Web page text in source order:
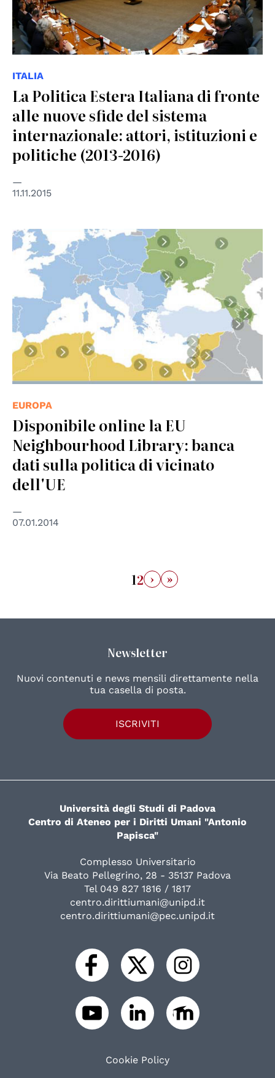
ITALIA
La Politica Estera Italiana di fronte
alle nuove sfide del sistema
internazionale: attori, istituzioni e
politiche (2013-2016)
11.11.2015
EUROPA
Disponibile online la EU
Neighbourhood Library: banca
dati sulla politica di vicinato
dell'UE
07.01.2014
12 › »
Newsletter
Nuovi contenuti e news mensili direttamente nella
tua casella di posta.
ISCRIVITI
Università degli Studi di Padova
Centro di Ateneo per i Diritti Umani "Antonio
Papisca"
Complesso Universitario
Via Beato Pellegrino, 28 - 35137 Padova
Tel 049 827 1816 / 1817
centro.dirittiumani@unipd.it
centro.dirittiumani@pec.unipd.it
Cookie Policy